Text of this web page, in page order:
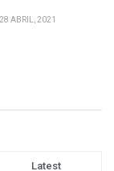
28 ABRIL, 2021
Latest